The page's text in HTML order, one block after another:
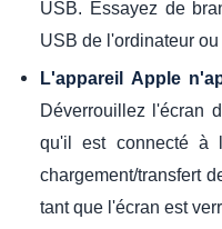
USB. Essayez de
USB de l'ordinateur
L'appareil Apple
Déverrouillez l'écran
qu'il est connecté à
chargement/transfert
tant que l'écran est